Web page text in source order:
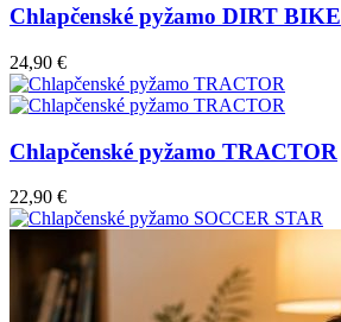
Chlapčenské pyžamo DIRT BIKE
24,90 €
Chlapčenské pyžamo TRACTOR
22,90 €